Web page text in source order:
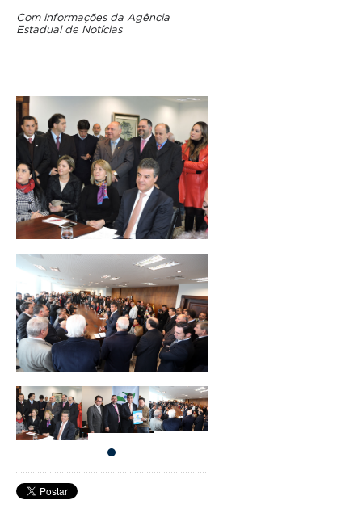
Com informações da Agência
Estadual de Notícias